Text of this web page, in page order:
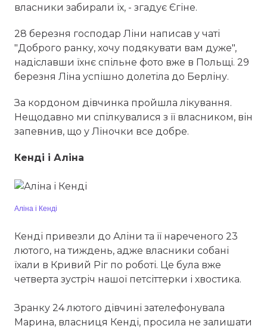
власники забирали їх, - згадує Єгіне.
28 березня господар Ліни написав у чаті
"Доброго ранку, хочу подякувати вам дуже",
надіславши їхнє спільне фото вже в Польщі. 29
березня Ліна успішно долетіла до Берліну.
За кордоном дівчинка пройшла лікування.
Нещодавно ми спілкувалися з її власником, він
запевнив, що у Ліночки все добре.
Кенді і Аліна
Аліна і Кенді
Кенді привезли до Аліни та її нареченого 23
лютого, на тиждень, адже власники собані
їхали в Кривий Ріг по роботі. Це була вже
четверта зустріч нашої петсіттерки і хвостика.
Зранку 24 лютого дівчині зателефонувала
Марина, власниця Кенді, просила не залишати